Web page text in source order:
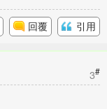
回覆 引用
3#